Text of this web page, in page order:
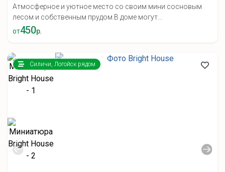
Атмосферное и уютное место со своим мини сосновым
лесом и собственным прудом.В доме могут...
от450р.
Силичи, Логойск рядом